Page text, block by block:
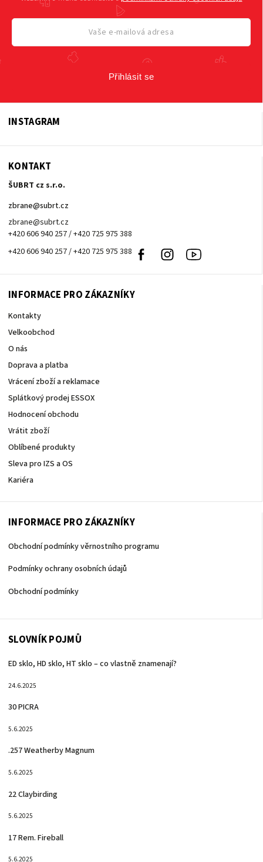
Přihlásit se
INSTAGRAM
KONTAKT
ŠUBRT cz s.r.o.
zbrane@subrt.cz
zbrane@subrt.cz
+420 606 940 257 / +420 725 975 388
+420 606 940 257 / +420 725 975 388
Facebook Instagram
INFORMACE PRO ZÁKAZNÍKY
Kontakty
Velkoobchod
O nás
Doprava a platba
Vrácení zboží a reklamace
Splátkový prodej ESSOX
Hodnocení obchodu
Vrátit zboží
Oblíbené produkty
Sleva pro IZS a OS
Kariéra
INFORMACE PRO ZÁKAZNÍKY
Obchodní podmínky věrnostního programu
Podmínky ochrany osobních údajů
Obchodní podmínky
SLOVNÍK POJMŮ
ED sklo, HD sklo, HT sklo – co vlastně znamenají?
24.6.2025
30 PICRA
5.6.2025
.257 Weatherby Magnum
5.6.2025
22 Claybirding
5.6.2025
17 Rem. Fireball
5.6.2025